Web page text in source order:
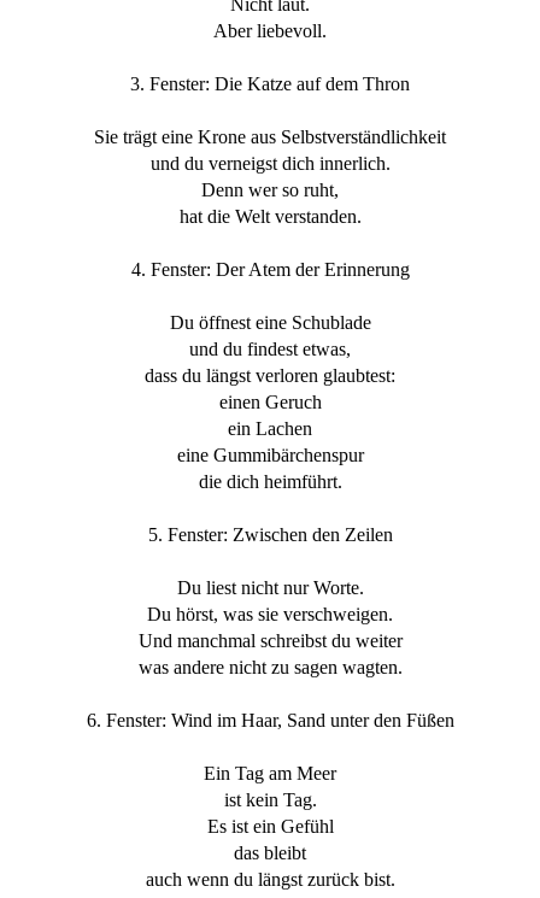
Aber liebevoll.
3. Fenster: Die Katze auf dem Thron
Sie trägt eine Krone aus Selbstverständlichkeit
und du verneigst dich innerlich.
Denn wer so ruht,
hat die Welt verstanden.
4. Fenster: Der Atem der Erinnerung
Du öffnest eine Schublade
und du findest etwas,
dass du längst verloren glaubtest:
einen Geruch
ein Lachen
eine Gummibärchenspur
die dich heimführt.
5. Fenster: Zwischen den Zeilen
Du liest nicht nur Worte.
Du hörst, was sie verschweigen.
Und manchmal schreibst du weiter
was andere nicht zu sagen wagten.
6. Fenster: Wind im Haar, Sand unter den Füßen
Ein Tag am Meer
ist kein Tag.
Es ist ein Gefühl
das bleibt
auch wenn du längst zurück bist.